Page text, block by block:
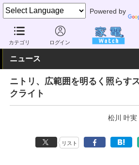
Powered by
カテゴリ ログイン
家電 Watch 生活家電 照明器具 デス
ニュース
ニトリ、広範囲を明るく照らす
クライト
松川 叶実
リスト